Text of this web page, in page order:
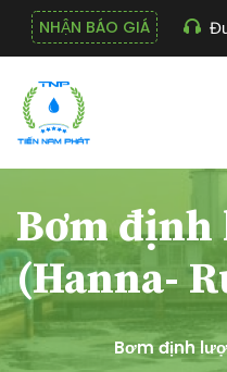
NHẬN BÁO GIÁ
Bơm định
(Hanna-
Bơm định